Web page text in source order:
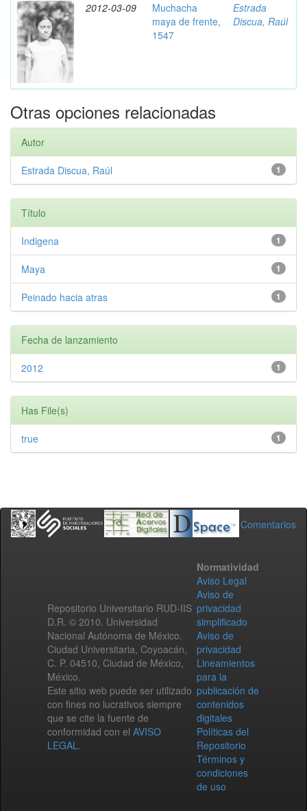
2012-03-09
Muchacha
maya de frente,
1547
Estrada
Discua, Raúl
Otras opciones relacionadas
Autor
1
Estrada Discua, Raúl
Título
1
Indigena
1
Maya
1
Peinado hacia atras
Fecha de lanzamiento
1
2012
Has File(s)
1
true
Comentarios
Repositorio Universitario RUD-IIS
D.R. © 2010. Universidad
Nacional Autónoma de México.
Ciudad Universitaria, Coyoacán,
C. P. 04510, Ciudad de México,
México.
Este sitio web puede ser utilizado
con fines no lucrativos siempre
que se cite la fuente de
conformidad con el AVISO
LEGAL.
Normatividad
Aviso Legal
Aviso de
privacidad
simplificado
Aviso de
privacidad
Lineamientos
para la
publicación de
contenidos
digitales
Políticas del
Repositorio
Términos y
condiciones
de uso